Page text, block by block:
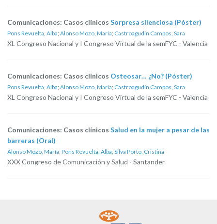
Comunicaciones: Casos clínicos Sorpresa silenciosa (Póster)
Pons Revuelta, Alba; Alonso Mozo, María; Castroagudín Campos, Sara
XL Congreso Nacional y I Congreso Virtual de la semFYC - Valencia
Comunicaciones: Casos clínicos Osteosar… ¿No? (Póster)
Pons Revuelta, Alba; Alonso Mozo, María; Castroagudín Campos, Sara
XL Congreso Nacional y I Congreso Virtual de la semFYC - Valencia
Comunicaciones: Casos clínicos Salud en la mujer a pesar de las
barreras (Oral)
Alonso Mozo, María; Pons Revuelta, Alba; Silva Porto, Cristina
XXX Congreso de Comunicación y Salud - Santander